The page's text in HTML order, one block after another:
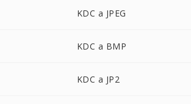
KDC a JPEG
KDC a BMP
KDC a JP2